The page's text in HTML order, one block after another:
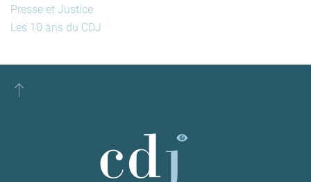
Presse et Justice
Les 10 ans du CDJ